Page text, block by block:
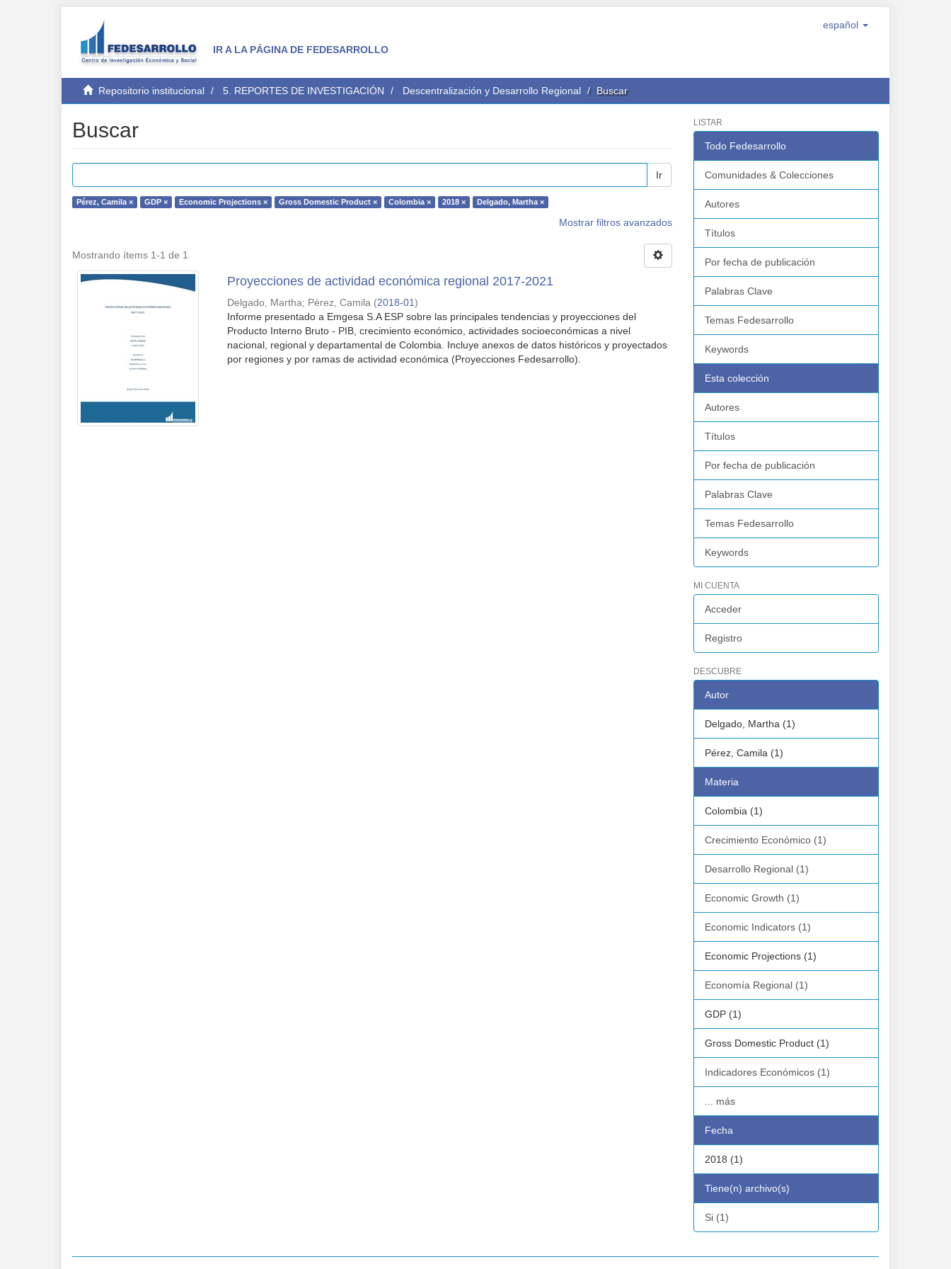
IR A LA PÁGINA DE FEDESARROLLO
español
Repositorio institucional 5. REPORTES DE INVESTIGACIÓN Descentralización y Desarrollo Regional Buscar
Buscar
Ir
Pérez, Camila × GDP × Economic Projections × Gross Domestic Product × Colombia × 2018 × Delgado, Martha ×
Mostrar filtros avanzados
Mostrando ítems 1-1 de 1
Proyecciones de actividad económica regional 2017-2021
Delgado, Martha; Pérez, Camila (2018-01)
Informe presentado a Emgesa S.A ESP sobre las principales tendencias y proyecciones del
Producto Interno Bruto - PIB, crecimiento económico, actividades socioeconómicas a nivel
nacional, regional y departamental de Colombia. Incluye anexos de datos históricos y proyectados
por regiones y por ramas de actividad económica (Proyecciones Fedesarrollo).
LISTAR
Todo Fedesarrollo
Comunidades & Colecciones
Autores
Títulos
Por fecha de publicación
Palabras Clave
Temas Fedesarrollo
Keywords
Esta colección
Autores
Títulos
Por fecha de publicación
Palabras Clave
Temas Fedesarrollo
Keywords
MI CUENTA
Acceder
Registro
DESCUBRE
Autor
Delgado, Martha (1)
Pérez, Camila (1)
Materia
Colombia (1)
Crecimiento Económico (1)
Desarrollo Regional (1)
Economic Growth (1)
Economic Indicators (1)
Economic Projections (1)
Economía Regional (1)
GDP (1)
Gross Domestic Product (1)
Indicadores Económicos (1)
... más
Fecha
2018 (1)
Tiene(n) archivo(s)
Si (1)